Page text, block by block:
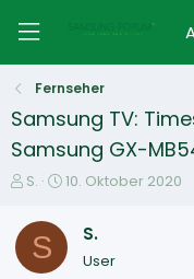
Fernseher
Samsung TV:
Samsung GX-
E
s
e
S.
E
t
10. Oktober 2020
S S.
User